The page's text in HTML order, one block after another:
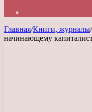
Главная/Книги, журналы/
начинающему